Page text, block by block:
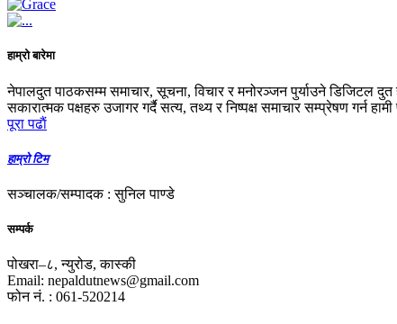
हाम्रो बारेमा
नेपालदुत पाठकसम्म समाचार, सूचना, विचार र मनोरञ्जन पुर्याउने डिजिटल दुत
सकारात्मक पक्षहरु उजागर गर्दै सत्य, तथ्य र निष्पक्ष समाचार सम्प्रेषण गर्न
पूरा पढाैं
हाम्रो टिम
सञ्चालक/सम्पादक : सुनिल पाण्डे
सम्पर्क
पोखरा–८, न्युरोड, कास्की
Email: nepaldutnews@gmail.com
फोन नं. : 061-520214